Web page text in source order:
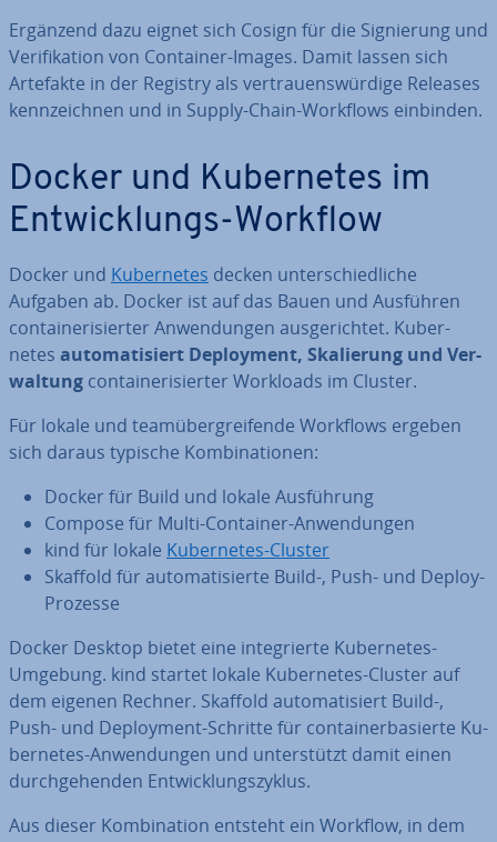
Ergänzend dazu eignet sich Cosign für die Si­gnie­rung und
Ve­ri­fi­ka­ti­on von Container-Images. Damit lassen sich
Artefakte in der Registry als ver­trau­ens­wür­di­ge Releases
kenn­zeich­nen und in Supply-Chain-Workflows einbinden.
Docker und Ku­ber­netes im
Ent­wick­lungs-Workflow
Docker und Ku­ber­netes decken un­ter­schied­li­che
Aufgaben ab. Docker ist auf das Bauen und Ausführen
con­tai­ne­ri­sier­ter An­wen­dun­gen aus­ge­rich­tet. Ku­ber­
netes au­to­ma­ti­siert De­ploy­ment, Ska­lie­rung und Ver­
wal­tung con­tai­ne­ri­sier­ter Workloads im Cluster.
Für lokale und team­über­grei­fen­de Workflows ergeben
sich daraus typische Kom­bi­na­tio­nen:
Docker für Build und lokale Aus­füh­rung
Compose für Multi-Container-An­wen­dun­gen
kind für lokale Ku­ber­netes-Cluster
Skaffold für au­to­ma­ti­sier­te Build-, Push- und Deploy-
Prozesse
Docker Desktop bietet eine in­te­grier­te Ku­ber­netes-
Umgebung. kind startet lokale Ku­ber­netes-Cluster auf
dem eigenen Rechner. Skaffold au­to­ma­ti­siert Build-,
Push- und De­ploy­ment-Schritte für con­tai­ner­ba­sier­te Ku­
ber­netes-An­wen­dun­gen und un­ter­stützt damit einen
durch­ge­hen­den Ent­wick­lungs­zy­klus.
Aus dieser Kom­bi­na­ti­on entsteht ein Workflow, in dem